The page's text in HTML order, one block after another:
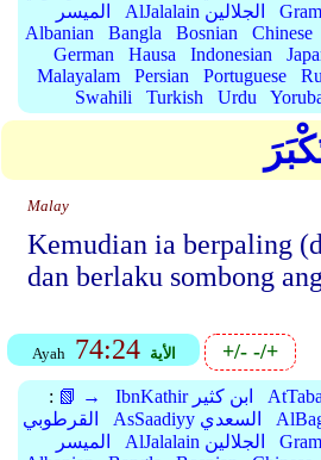
الميسر
AlJalalain الجلالين
Albanian
Bangla Bosnian Chinese
German
Hausa Indonesian
Malayalam
Persian Portuguese
Swahili
Turkish Urdu
Malay
Kemudian ia berpaling
dan berlaku sombong
Ayah 74:24 الأية +/--/+
: 📗 → IbnKathir ابن كثير
القرطوبي
AsSaadiyy السعدي
الميسر
AlJalalain الجلالين